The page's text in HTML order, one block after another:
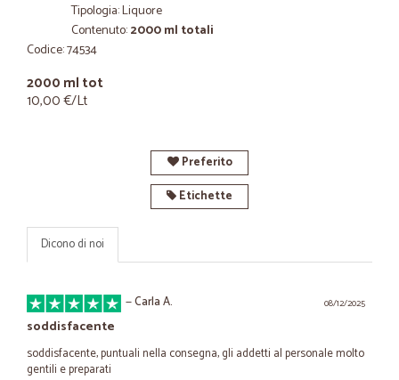
Tipologia: Liquore
Contenuto:2000 ml totali
Codice: 74534
2000 ml tot
10,00 €/Lt
Preferito
Etichette
Dicono di noi
08/12/2025
—Carla A.
soddisfacente
soddisfacente, puntuali nella consegna, gli addetti al personale molto
gentili e preparati